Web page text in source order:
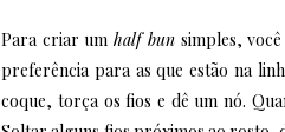
Para criar um half bun simples,
preferência para as que estão na
coque, torça os fios e dê um nó.